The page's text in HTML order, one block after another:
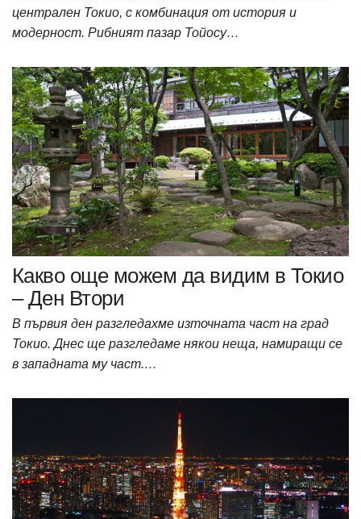
централен Токио, с комбинация от история и
модерност. Рибният пазар Тойосу…
Какво още можем да видим в Токио
– Ден Втори
В първия ден разгледахме източната част на град
Токио. Днес ще разгледаме някои неща, намиращи се
в западната му част.…